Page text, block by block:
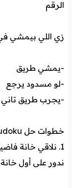
الرقم
زي اللي بيمشي
-يمشي طريق
-لو مسدود يرجع
-يجرب طريق تاني
خطوات حل Sudoku بالـ Backtracking
1. نلاقي خانة فاضية
ندور على أول خانة فيها 0